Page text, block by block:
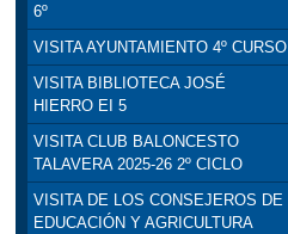
6º
VISITA AYUNTAMIENTO 4º CURSO
VISITA BIBLIOTECA JOSÉ
HIERRO EI 5
VISITA CLUB BALONCESTO
TALAVERA 2025-26 2º CICLO
VISITA DE LOS CONSEJEROS DE
EDUCACIÓN Y AGRICULTURA